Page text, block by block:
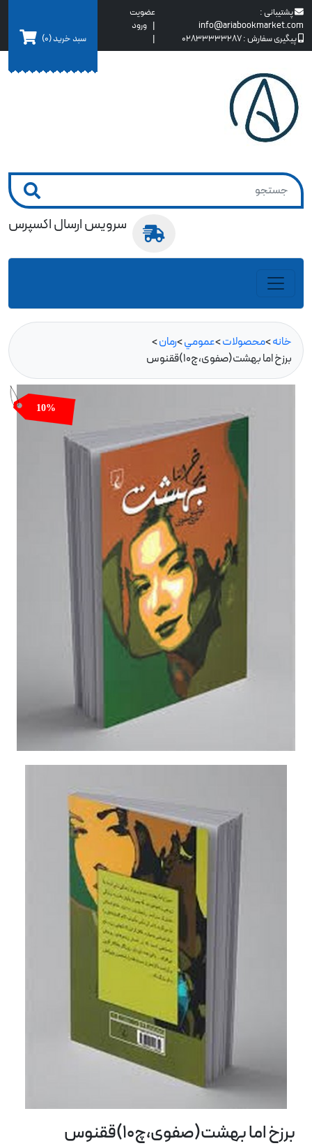
پشتیبانی :
info@ariabookmarket.com
پیگیری سفارش :02833333287
عضویت
| ورود
|
سبد خرید(0)
سرویس ارسال اکسپرس
خانه>محصولات>عمومي>رمان>
برزخ اما بهشت(صفوی،چ10)ققنوس
10%
برزخ اما بهشت(صفوی،چ10)ققنوس